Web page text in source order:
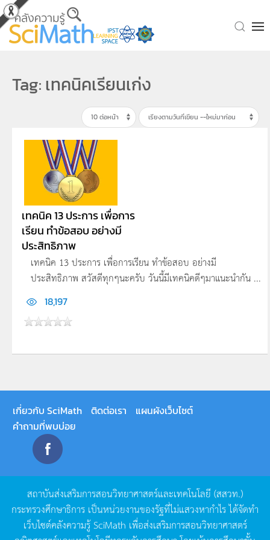
Skip to main content
Tag: เทคนิคเรียนเก่ง
เทคนิค 13 ประการ เพื่อการ
เรียน ทำข้อสอบ อย่างมี
ประสิทธิภาพ
เทคนิค 13 ประการ เพื่อการเรียน ทำข้อสอบ อย่างมี
ประสิทธิภาพ สวัสดีทุกๆนะครับ วันนี้มีเทคนิคดีๆมาแนะนำกัน ...
18,197
เกี่ยวกับ SciMath ติดต่อเรา
แผนผังเว็บไซต์
คำถามที่พบบ่อย
สถาบันส่งเสริมการสอนวิทยาศาสตร์และเทคโนโลยี (สสวท.)
กระทรวงศึกษาธิการ เป็นหน่วยงานของรัฐที่ไม่แสวงหากำไรได้จัดทำ
เว็บไซต์คลังความรู้SciMath เพื่อส่งเสริมการสอนวิทยาศาสตร์